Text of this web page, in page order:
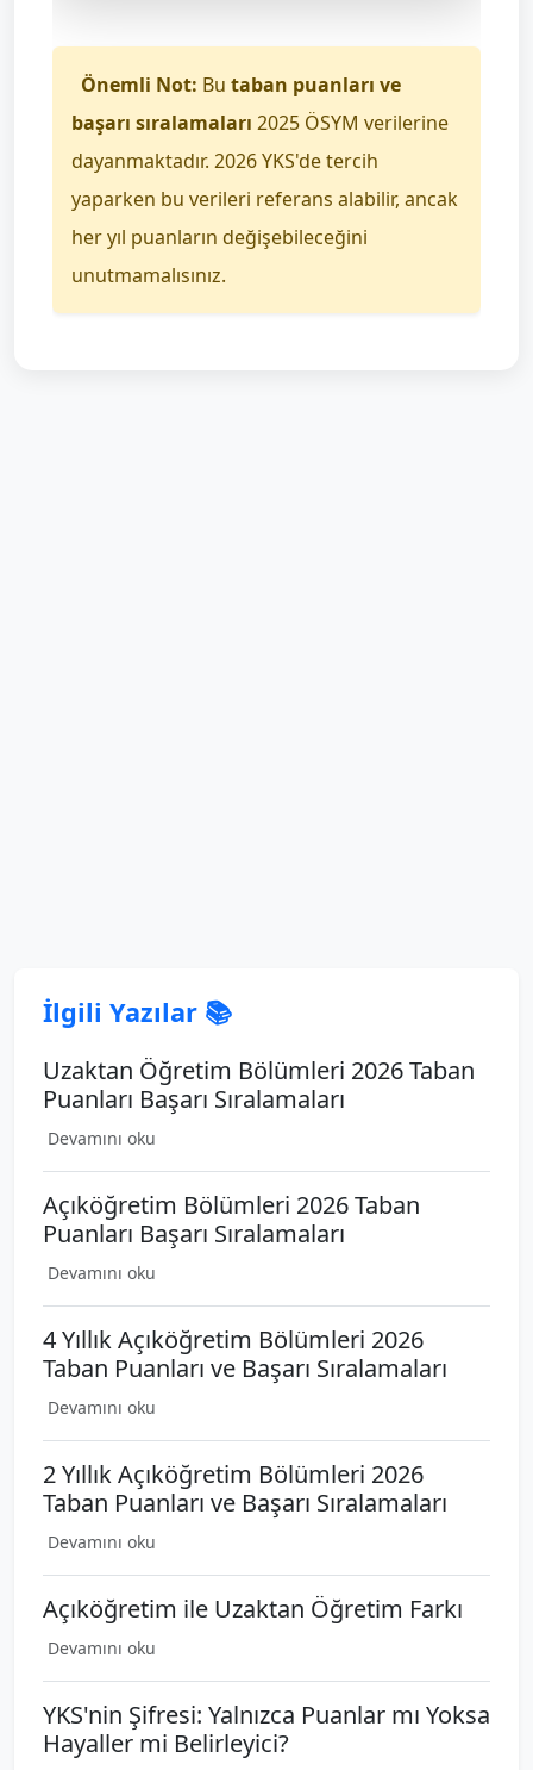
Önemli Not: Bu taban puanları ve
başarı sıralamaları 2025 ÖSYM verilerine
dayanmaktadır. 2026 YKS'de tercih
yaparken bu verileri referans alabilir, ancak
her yıl puanların değişebileceğini
unutmamalısınız.
İlgili Yazılar 📚
Uzaktan Öğretim Bölümleri 2026 Taban
Puanları Başarı Sıralamaları
Devamını oku
Açıköğretim Bölümleri 2026 Taban
Puanları Başarı Sıralamaları
Devamını oku
4 Yıllık Açıköğretim Bölümleri 2026
Taban Puanları ve Başarı Sıralamaları
Devamını oku
2 Yıllık Açıköğretim Bölümleri 2026
Taban Puanları ve Başarı Sıralamaları
Devamını oku
Açıköğretim ile Uzaktan Öğretim Farkı
Devamını oku
YKS'nin Şifresi: Yalnızca Puanlar mı Yoksa
Hayaller mi Belirleyici?